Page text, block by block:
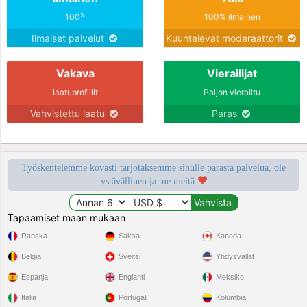
100%
Ilmaiset palvelut
100% ilmainen
Kuuntelevat moderaattorit
Vakava
laatuprofiilit
Vahvistettu laatu
Vierailijat
Paljon vierailtu
Paras
Työskentelemme kovasti tarjotaksemme sinulle parasta palvelua, ole
ystävällinen ja tue meitä
Tapaamiset maan mukaan
Ranska
Belgia
Espanja
Italia
Saksa
Sveitsi
Englanti
Portugali
Kanada
Yhdysvallat
Meksiko
Kolumbia